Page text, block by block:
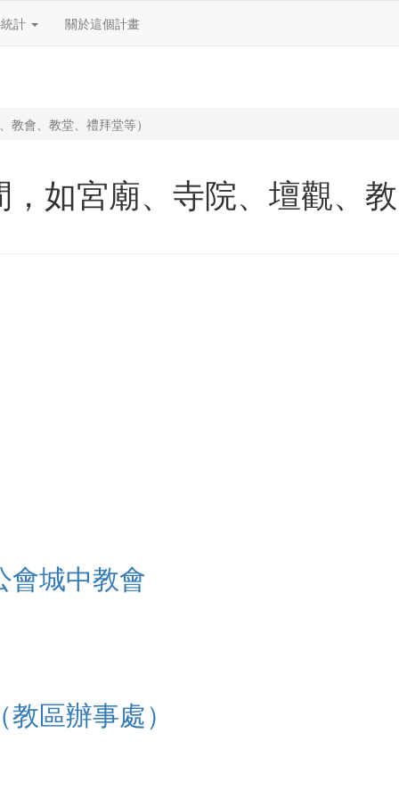
計 關於這個計畫
教會、教堂、禮拜堂等）
如宮廟、寺院、壇觀、教
會城中教會
區辦事處）